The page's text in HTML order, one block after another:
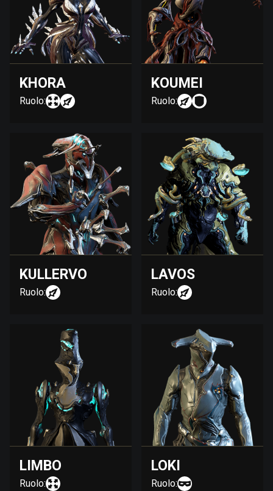
KHORA
Ruolo:
KOUMEI
Ruolo:
KULLERVO
Ruolo:
LAVOS
Ruolo:
LIMBO
Ruolo:
LOKI
Ruolo: